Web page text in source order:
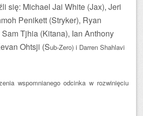
się: Michael Jai White (Jax), Jeri
Penikett (Stryker), Ryan
Tjhia (Kitana), Ian Anthony
Ohtsji (Sub-Zero) i Darren Shahlavi
wspomnianego odcinka w rozwinięciu